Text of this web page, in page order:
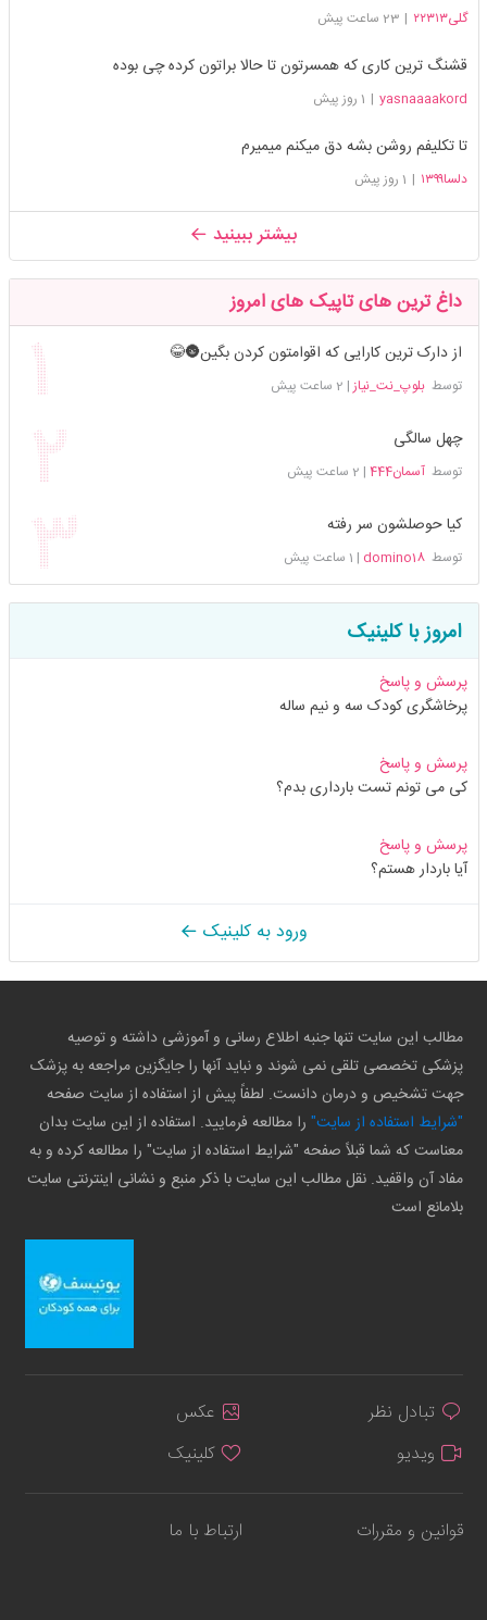
گلی۲۲۳۱۳ | 23 ساعت پیش
قشنگ ترین کاری که همسرتون تا حالا براتون کرده چی بوده
yasnaaaakord
| 1 روز پیش
تا تکلیفم روشن بشه دق میکنم میمیرم
دلسا۱۳۹۹ | 1 روز پیش
بیشتر ببینید
داغ ترین های تاپیک های امروز
از دارک ترین کارایی که اقوامتون کردن بگین🌚😂
توسطبلوپ_نت_نیاز | 2 ساعت پیش
چهل سالگی
توسطآسمان444 | 2 ساعت پیش
کیا حوصلشون سر رفته
توسطdomino18
| 1 ساعت پیش
امروز با کلینیک
پرسش و پاسخ
پرخاشگری کودک سه و نیم ساله
پرسش و پاسخ
کی می تونم تست بارداری بدم؟
پرسش و پاسخ
آیا باردار هستم؟
ورود به کلینیک
مطالب این سایت تنها جنبه اطلاع رسانی و آموزشی داشته و توصیه
پزشکی تخصصی تلقی نمی شوند و نباید آنها را جایگزین مراجعه به پزشک
جهت تشخیص و درمان دانست. لطفاً پیش از استفاده از سایت صفحه
"شرایط استفاده از سایت" را مطالعه فرمایید. استفاده از این سایت بدان
معناست که شما قبلاً صفحه "شرایط استفاده از سایت" را مطالعه کرده و به
مفاد آن واقفید. نقل مطالب این سایت با ذکر منبع و نشانی اینترنتی سایت
بلامانع است
تبادل نظر
عکس
ویدیو
کلینیک
قوانین و مقررات ارتباط با ما